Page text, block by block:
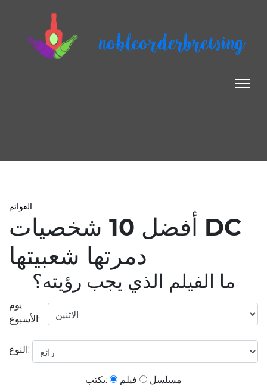
nobleorderbrewing
القوائم
أفضل 10 شخصيات DC
دمرتها شعبيتها
ما الفيلم الذي يجب رؤيته؟
يوم
الأسبوع:
النوع:
يكتب: فيلم مسلسل